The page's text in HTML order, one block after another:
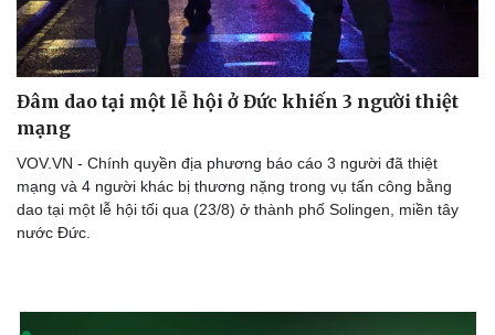
Doanh nghiệp
Thông tin doanh nghiệp
Doanh nghiệp 24h
Doanh nhân
Vì cộng đồng
Công nghệ
Tin Công nghệ
Trải nghiệm
Chuyển đổi số
Đâm dao tại một lễ hội ở Đức khiến 3 người thiệt
mạng
VOV.VN - Chính quyền địa phương báo cáo 3 người đã thiệt
mạng và 4 người khác bị thương nặng trong vụ tấn công bằng
dao tại một lễ hội tối qua (23/8) ở thành phố Solingen, miền tây
nước Đức.